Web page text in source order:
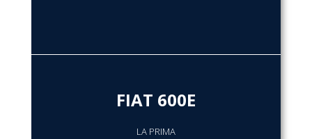
FIAT 600E
LA PRIMA